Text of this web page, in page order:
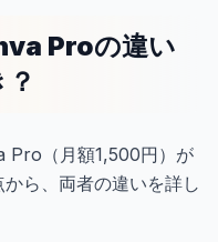
Proの違い
Pro（月額1,500円）が
ら、両者の違いを詳し